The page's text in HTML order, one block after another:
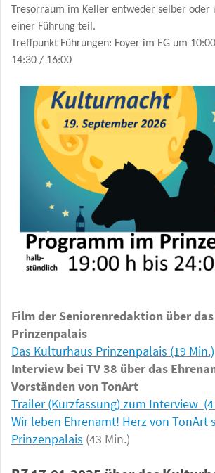
Tresorraum im Keller entweder selber oder
einer Führung teil.
Treffpunkt Führungen: Foyer im EG um
14:30 / 16:00
Film der Seniorenredaktion über
Prinzenpalais
Das Kulturhaus Prinzenpalais (19 Min.)
Interview bei TV 38 über das
Vorständen von TonArt
Trailer (Kurzfassung) zum Interview (4
Wir leben Ehrenamt! Herz von TonArt
Prinzenpalais (43 Min.)